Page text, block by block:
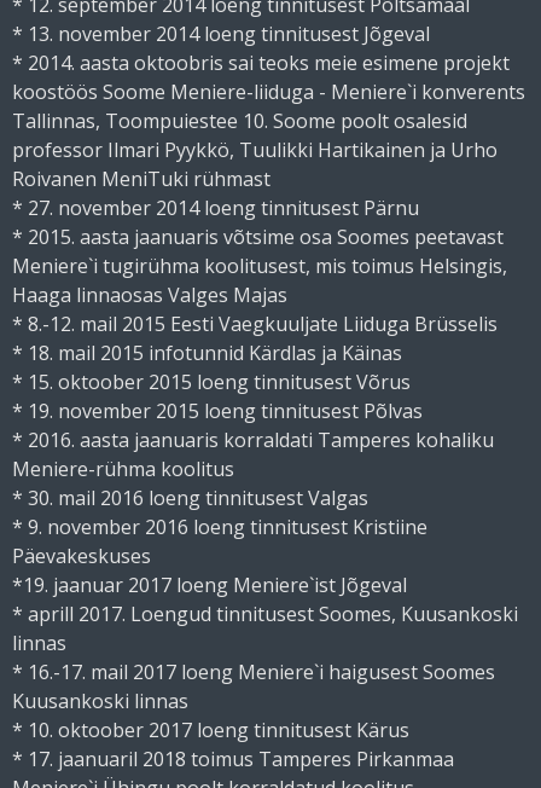
* 13. november 2014 loeng tinnitusest Jõgeval
* 2014. aasta oktoobris sai teoks meie esimene projekt
koostöös Soome Meniere-liiduga - Meniere`i konverents
Tallinnas, Toompuiestee 10. Soome poolt osalesid
professor Ilmari Pyykkö, Tuulikki Hartikainen ja Urho
Roivanen MeniTuki rühmast
* 27. november 2014 loeng tinnitusest Pärnu
* 2015. aasta jaanuaris võtsime osa Soomes peetavast
Meniere`i tugirühma koolitusest, mis toimus Helsingis,
Haaga linnaosas Valges Majas
* 8.-12. mail 2015 Eesti Vaegkuuljate Liiduga Brüsselis
* 18. mail 2015 infotunnid Kärdlas ja Käinas
* 15. oktoober 2015 loeng tinnitusest Võrus
* 19. november 2015 loeng tinnitusest Põlvas
* 2016. aasta jaanuaris korraldati Tamperes kohaliku
Meniere-rühma koolitus
* 30. mail 2016 loeng tinnitusest Valgas
* 9. november 2016 loeng tinnitusest Kristiine
Päevakeskuses
*19. jaanuar 2017 loeng Meniere`ist Jõgeval
* aprill 2017. Loengud tinnitusest Soomes, Kuusankoski
linnas
* 16.-17. mail 2017 loeng Meniere`i haigusest Soomes
Kuusankoski linnas
* 10. oktoober 2017 loeng tinnitusest Kärus
* 17. jaanuaril 2018 toimus Tamperes Pirkanmaa